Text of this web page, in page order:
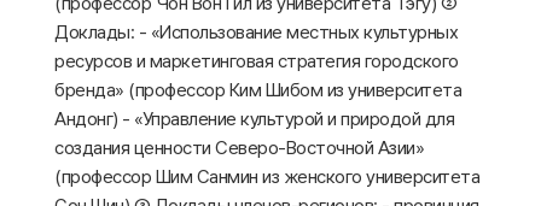
Доклады: - «Использование местных культурных
ресурсов и маркетинговая стратегия городского
бренда» (профессор Ким Шибом из университета
Андонг) - «Управление культурой и природой для
создания ценности Северо-Восточной Азии»
(профессор Шим Санмин из женского университета